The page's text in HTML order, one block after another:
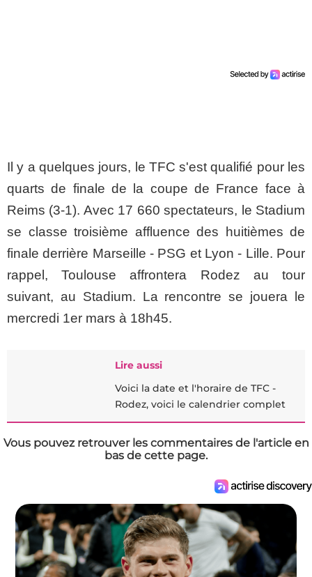
Il y a quelques jours, le TFC s'est qualifié pour les
quarts de finale de la coupe de France face à
Reims (3-1). Avec 17 660 spectateurs, le Stadium
se classe troisième affluence des huitièmes de
finale derrière Marseille - PSG et Lyon - Lille. Pour
rappel, Toulouse affrontera Rodez au tour
suivant, au Stadium. La rencontre se jouera le
mercredi 1er mars à 18h45.
Lire aussi
Voici la date et l'horaire de TFC -
Rodez, voici le calendrier complet
Vous pouvez retrouver les commentaires de l'article en
bas de cette page.